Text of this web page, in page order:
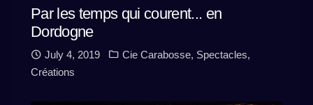
Par les temps qui courent... en
Dordogne
July 4, 2019 Cie Carabosse, Spectacles,
Créations